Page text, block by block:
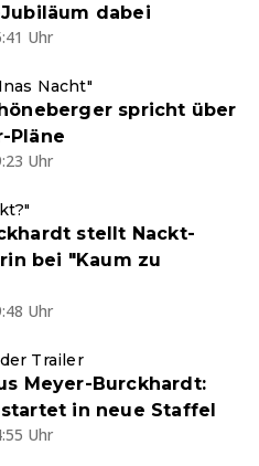
dabei
Uhr
Nacht"
spricht über
Pläne
Uhr
stellt Nackt-
bei "Kaum zu
Uhr
Trailer
Meyer-Burckhardt:
startet in neue Staffel
Uhr